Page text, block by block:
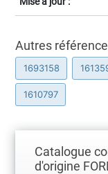
Autres
1693158
1610797
Catalogue
d'origine